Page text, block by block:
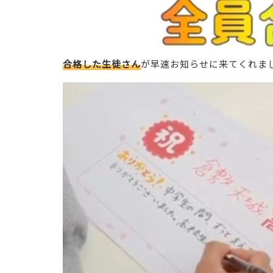
合格した生徒さんが早速お知らせに来てくれま